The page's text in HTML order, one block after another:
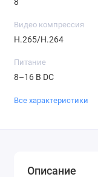
8
Видео компрессия
H.265/H.264
Питание
8–16 В DС
Все характеристики
Описание